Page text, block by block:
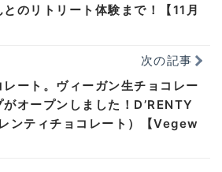
のリトリート体験まで！【11月
次の記事
ート。ヴィーガン生チョコレー
がオープンしました！D’RENTY
ンティチョコレート）【Vegew